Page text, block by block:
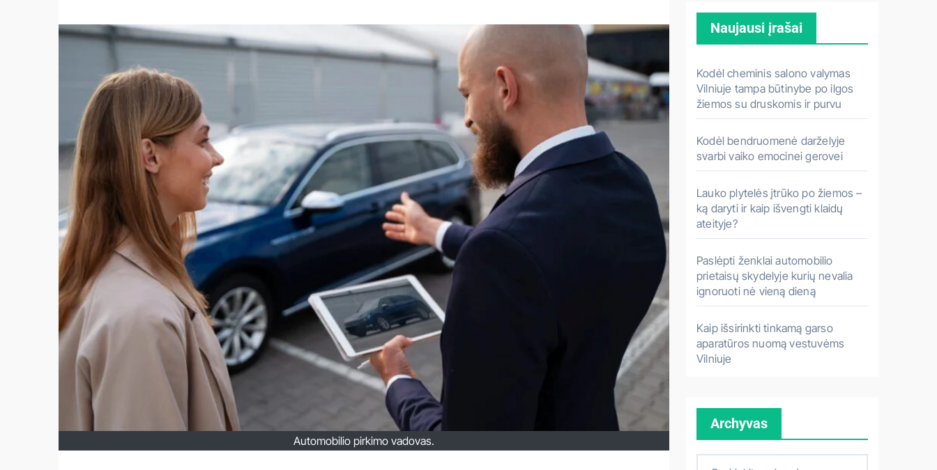
Automobilio pirkimo vadovas.
t
i
:
Naujausi įrašai
Kodėl cheminis salono valymas
Vilniuje tampa būtinybe po ilgos
žiemos su druskomis ir purvu
Kodėl bendruomenė darželyje
svarbi vaiko emocinei gerovei
Lauko plytelės įtrūko po žiemos –
ką daryti ir kaip išvengti klaidų
ateityje?
Paslėpti ženklai automobilio
prietaisų skydelyje kurių nevalia
ignoruoti nė vieną dieną
Kaip išsirinkti tinkamą garso
aparatūros nuomą vestuvėms
Vilniuje
Archyvas